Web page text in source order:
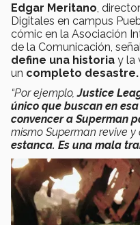
Edgar Meritano ,
Digitales en campus
cómic en la Asociación
de la Comunicación,
define una historia y la
un completo desastre.
“Por ejemplo,Justice
único que buscan en
convencer a Superman
mismo Superman revive
estanca. Es una mala